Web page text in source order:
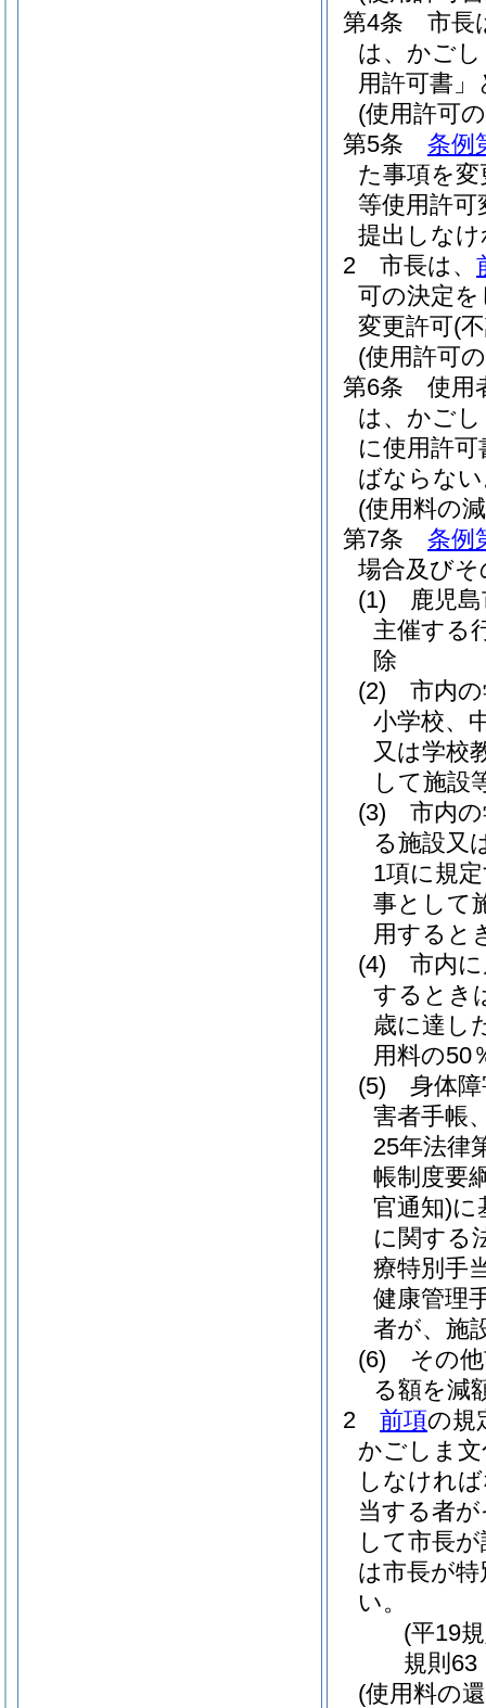
第4条
市長
は、かご
用許可書
(使用許可
第5条
条例
た事項を
等使用許可
提出しな
2
市長は、
可の決定
変更許可(
(使用許可
第6条
使用
は、かご
に使用許
ばならな
(使用料の
第7条
条例
場合及び
(1)
鹿児
主催する
除
(2)
市内
小学校、
又は学校
して施設
(3)
市内
る施設又
1項に規
事として
用すると
(4)
市内
するとき
歳に達し
用料の50
(5)
身体
害者手帳
25年法律
帳制度要
官通知)に
に関する
療特別手
健康管理
者が、施
(6)
その
る額を減
2
前項の規
かごしま
しなけれ
当する者
して市長
は市長が
い。
(平19
規則63
(使用料の